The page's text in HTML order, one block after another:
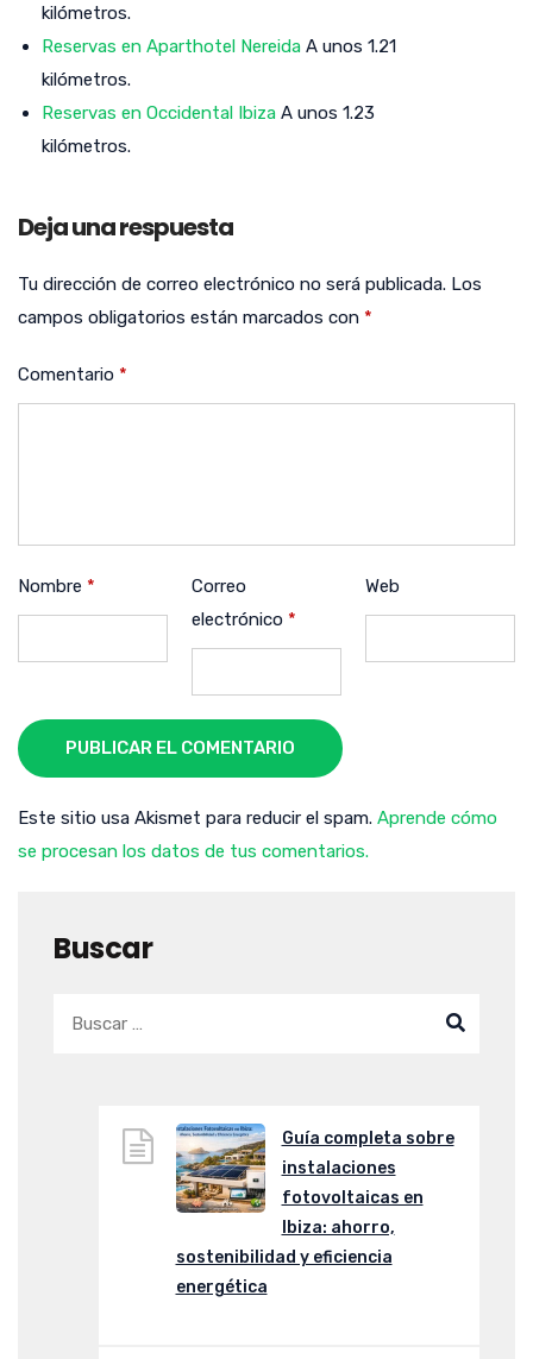
kilómetros.
Reservas en Aparthotel Nereida A unos 1.21
kilómetros.
Reservas en Occidental Ibiza A unos 1.23
kilómetros.
Deja una respuesta
Tu dirección de correo electrónico no será publicada. Los
campos obligatorios están marcados con *
Comentario *
Nombre *
Correo
electrónico *
Web
PUBLICAR EL COMENTARIO
Este sitio usa Akismet para reducir el spam. Aprende cómo
se procesan los datos de tus comentarios.
Buscar
Guía completa sobre
instalaciones
fotovoltaicas en
Ibiza: ahorro,
sostenibilidad y eficiencia
energética